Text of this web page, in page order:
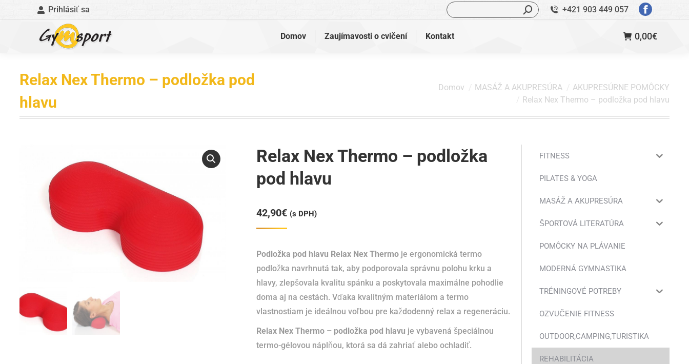
Prihlásiť sa Vyhľadávanie: +421 903 449 057
otvorí
okne
Domov Zaujímavosti o cvičení Kontakt 0,00€
Relax Nex Thermo – podložka pod
hlavu
Domov MASÁŽ A AKUPRESÚRA
AKUPRESÚRNE POMÔCKY
Relax Nex Thermo – podložka pod hlavu
Relax Nex Thermo – podložka
pod hlavu
42,90€ (s DPH)
Podložka pod hlavu Relax Nex Thermo je ergonomická termo
podložka navrhnutá tak, aby podporovala správnu polohu krku a
hlavy, zlepšovala kvalitu spánku a poskytovala maximálne pohodlie
doma aj na cestách. Vďaka kvalitným materiálom a termo
vlastnostiam je ideálnou voľbou pre každodenný relax a regeneráciu.
Relax Nex Thermo – podložka pod hlavu je vybavená špeciálnou
termo-gélovou náplňou, ktorá sa dá zahriať alebo ochladiť.
FITNESS
PILATES & YOGA
MASÁŽ A AKUPRESÚRA
ŠPORTOVÁ LITERATÚRA
POMÔCKY NA PLÁVANIE
MODERNÁ GYMNASTIKA
TRÉNINGOVÉ POTREBY
OZVUČENIE FITNESS
OUTDOOR,CAMPING,TURISTIKA
REHABILITÁCIA